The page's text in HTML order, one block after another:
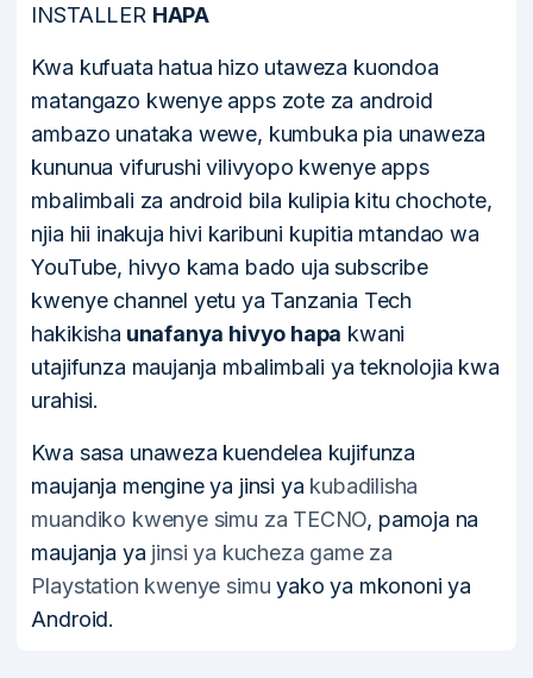
INSTALLER HAPA
Kwa kufuata hatua hizo utaweza kuondoa
matangazo kwenye apps zote za android
ambazo unataka wewe, kumbuka pia unaweza
kununua vifurushi vilivyopo kwenye apps
mbalimbali za android bila kulipia kitu chochote,
njia hii inakuja hivi karibuni kupitia mtandao wa
YouTube, hivyo kama bado uja subscribe
kwenye channel yetu ya Tanzania Tech
hakikisha unafanya hivyo hapa kwani
utajifunza maujanja mbalimbali ya teknolojia kwa
urahisi.
Kwa sasa unaweza kuendelea kujifunza
maujanja mengine ya jinsi ya kubadilisha
muandiko kwenye simu za TECNO, pamoja na
maujanja ya jinsi ya kucheza game za
Playstation kwenye simu yako ya mkononi ya
Android.